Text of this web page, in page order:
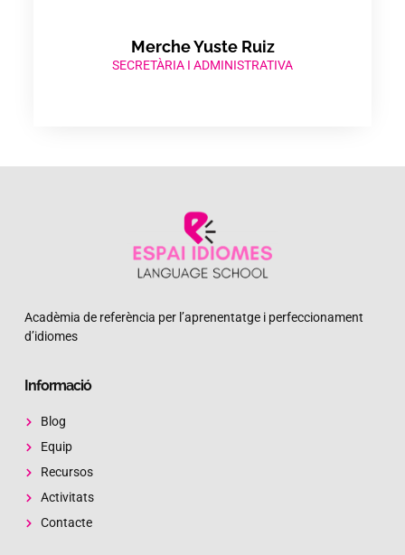
Merche Yuste Ruiz​
SECRETÀRIA I ADMINISTRATIVA
Acadèmia de referència per l’aprenentatge i perfeccionament
d’idiomes
Informació
Blog
Equip
Recursos
Activitats
Contacte